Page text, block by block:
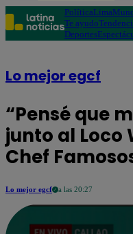
PolíticaLima
Te ayudo
Deportes
Lo mejor egcf
“Pensé que
junto al Loco
Chef
Lo mejor egcf a las 20:27